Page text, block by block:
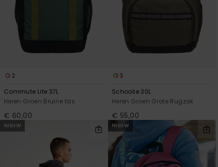
2
Commute Lite 37L
Heren Groen Bruine tas
€ 60,00
3
Schoolie 30L
Heren Groen Grote Rugzak
€ 55,00
NIEUW NIEUW